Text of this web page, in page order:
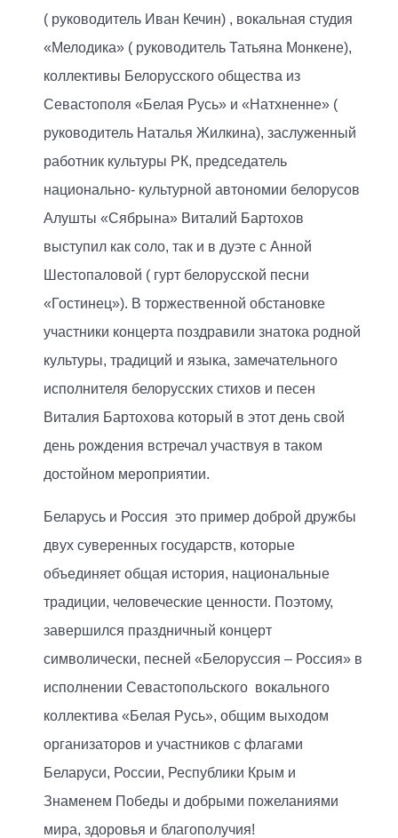
( руководитель Иван Кечин) , вокальная студия
«Мелодика» ( руководитель Татьяна Монкене),
коллективы Белорусского общества из
Севастополя «Белая Русь» и «Натхненне» (
руководитель Наталья Жилкина), заслуженный
работник культуры РК, председатель
национально- культурной автономии белорусов
Алушты «Сябрына» Виталий Бартохов
выступил как соло, так и в дуэте с Анной
Шестопаловой ( гурт белорусской песни
«Гостинец»). В торжественной обстановке
участники концерта поздравили знатока родной
культуры, традиций и языка, замечательного
исполнителя белорусских стихов и песен
Виталия Бартохова который в этот день свой
день рождения встречал участвуя в таком
достойном мероприятии.
Беларусь и Россия это пример доброй дружбы
двух суверенных государств, которые
объединяет общая история, национальные
традиции, человеческие ценности. Поэтому,
завершился праздничный концерт
символически, песней «Белоруссия – Россия» в
исполнении Севастопольского вокального
коллектива «Белая Русь», общим выходом
организаторов и участников с флагами
Беларуси, России, Республики Крым и
Знаменем Победы и добрыми пожеланиями
мира, здоровья и благополучия!